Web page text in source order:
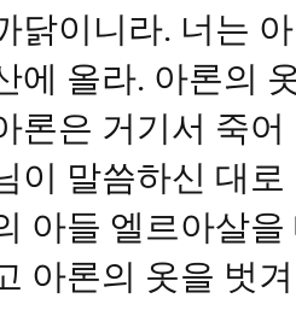
닭이니라. 너는
에 올라. 아론의
론은 거기서 죽
이 말씀하신 대
아들 엘르아살
아론의 옷을 벗